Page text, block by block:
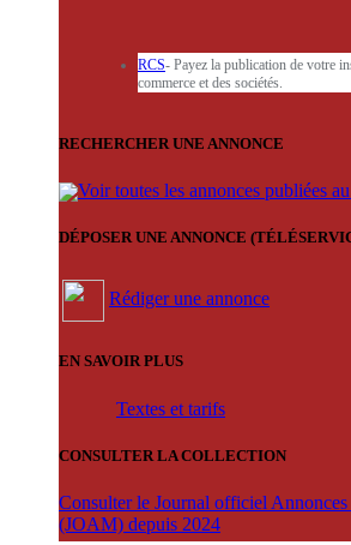
RCS- Payez la publication de votre
commerce et des sociétés.
RECHERCHER UNE ANNONCE
Voir toutes les annonces publiées
DÉPOSER UNE ANNONCE
Rédiger une annonce
EN SAVOIR PLUS
Textes et tarifs
CONSULTER LA COLLECTION
Consulter le Journal officiel Annonces
(JOAM) depuis 2024